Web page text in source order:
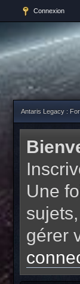
Connexion
Antaris Legacy :
Une
gérer